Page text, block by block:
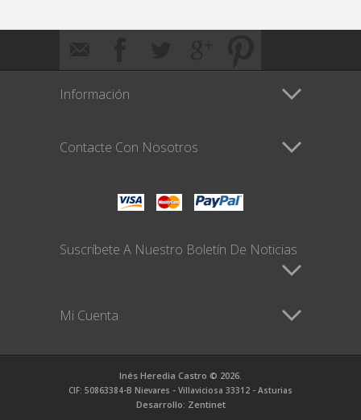
Información
Contacte Con Nosotros
Suscríbete A Nuestro Boletín De Noticias
Mi Cuenta
Inés Heredia Castro © 2026.
CIF: 50863384-B Nievares - Villaviciosa 33312 - Asturias
Desarrollo: Zentinet